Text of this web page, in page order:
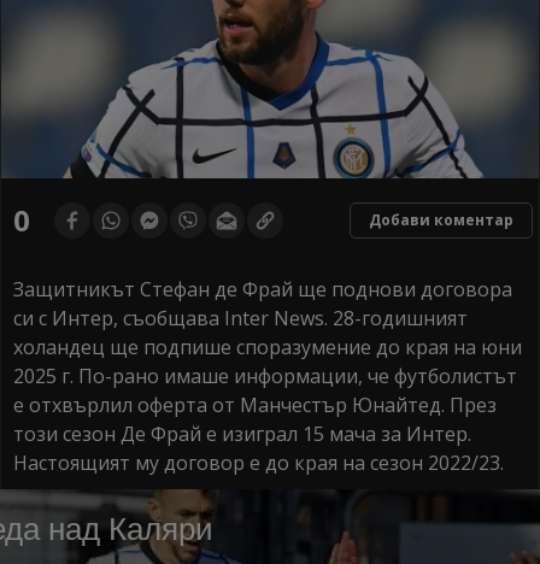
0 Добави коментар
Защитникът Стефан де Фрай ще поднови договора
си с Интер, съобщава Inter News. 28-годишният
холандец ще подпише споразумение до края на юни
2025 г. По-рано имаше информации, че футболистът
е отхвърлил оферта от Манчестър Юнайтед. През
този сезон Де Фрай е изиграл 15 мача за Интер.
Настоящият му договор е до края на сезон 2022/23.